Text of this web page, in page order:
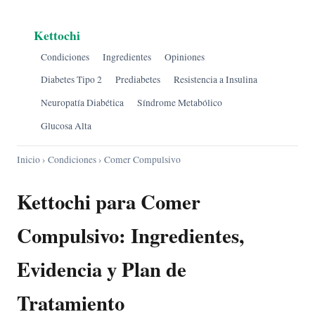
Kettochi
Condiciones Ingredientes
Opiniones
Diabetes Tipo 2
Prediabetes
Resistencia a Insulina
Neuropatía Diabética
Síndrome Metabólico
Glucosa Alta
Inicio› Condiciones› Comer Compulsivo
Kettochi para Comer
Compulsivo: Ingredientes,
Evidencia y Plan de
Tratamiento